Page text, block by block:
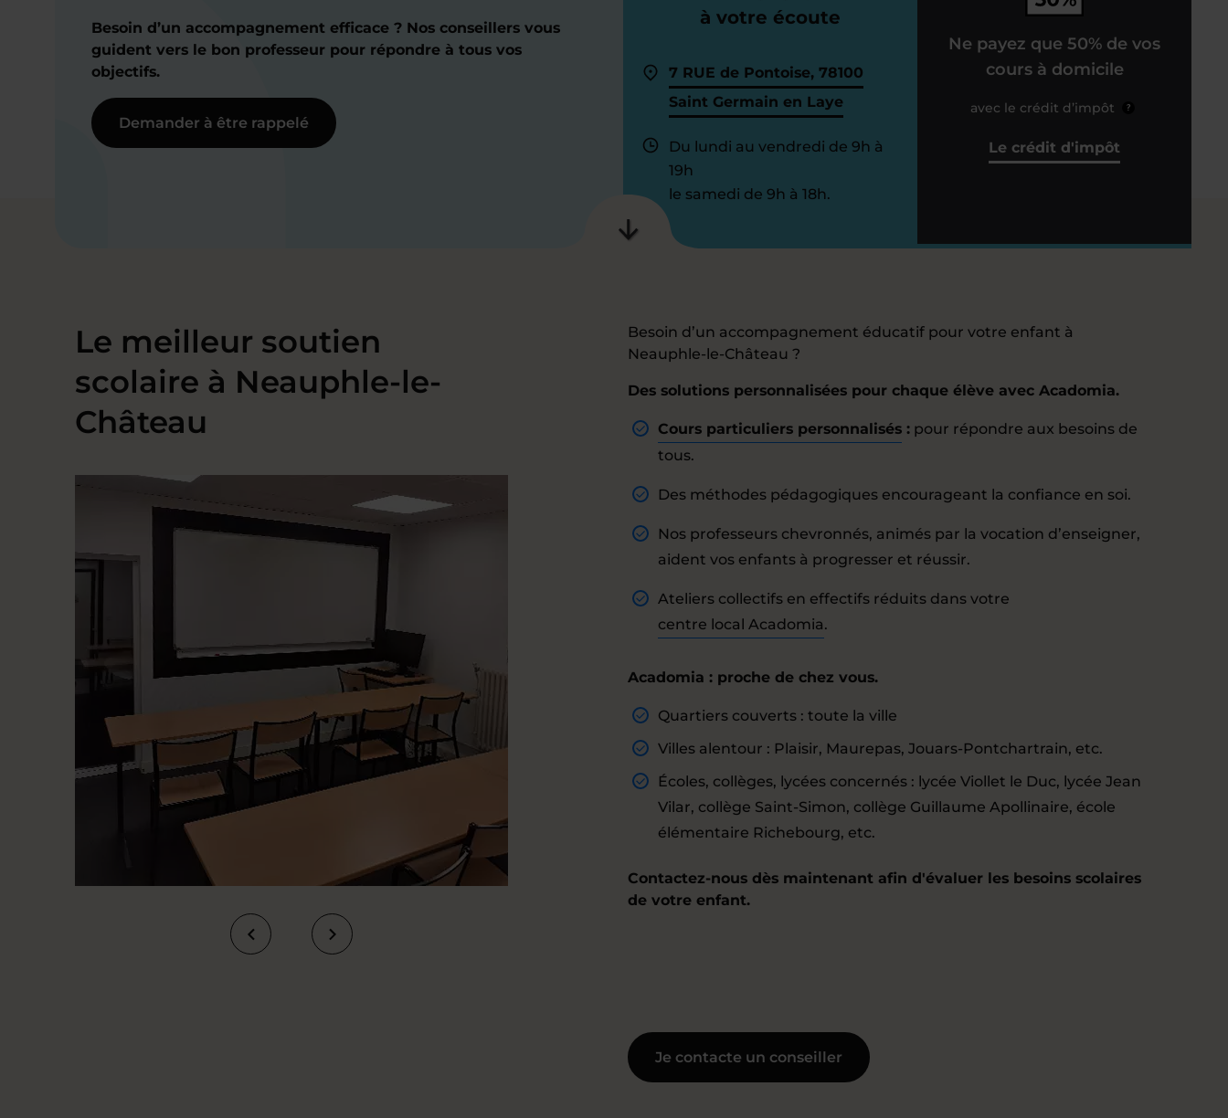
Besoin d’un accompagnement efficace ? Nos conseillers vous
guident vers le bon professeur pour répondre à tous vos
objectifs.
Demander à être rappelé
à votre écoute
7 RUE de Pontoise, 78100
Saint Germain en Laye
Du lundi au vendredi de 9h à
19h
le samedi de 9h à 18h.
Ne payez que 50% de vos
cours à domicile
avec le crédit d’impôt ?
Le crédit d'impôt
Le meilleur soutien
scolaire à Neauphle-le-
Château
Besoin d’un accompagnement éducatif pour votre enfant à
Neauphle-le-Château ?
Des solutions personnalisées pour chaque élève avec Acadomia.
Cours particuliers personnalisés : pour répondre aux besoins de
tous.
Des méthodes pédagogiques encourageant la confiance en soi.
Nos professeurs chevronnés, animés par la vocation d’enseigner,
aident vos enfants à progresser et réussir.
Ateliers collectifs en effectifs réduits dans votre
centre local Acadomia.
Acadomia : proche de chez vous.
Quartiers couverts : toute la ville
Villes alentour : Plaisir, Maurepas, Jouars-Pontchartrain, etc.
Écoles, collèges, lycées concernés : lycée Viollet le Duc, lycée Jean
Vilar, collège Saint-Simon, collège Guillaume Apollinaire, école
élémentaire Richebourg, etc.
Contactez-nous dès maintenant afin d'évaluer les besoins scolaires
de votre enfant.
Je contacte un conseiller